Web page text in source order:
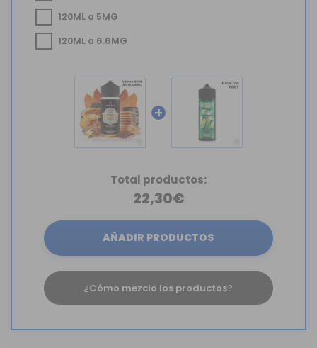
120ML a 5MG
120ML a 6.6MG
+
Total productos:
22,30€
AÑADIR PRODUCTOS
¿Cómo mezclo los productos?